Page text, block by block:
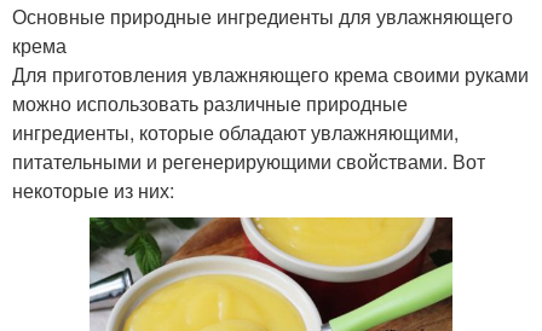
Основные природные ингредиенты для увлажняющего
крема
Для приготовления увлажняющего крема своими руками
можно использовать различные природные
ингредиенты, которые обладают увлажняющими,
питательными и регенерирующими свойствами. Вот
некоторые из них: